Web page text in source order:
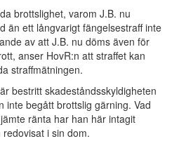
brottslighet, varom J.B. nu
än ett långvarigt fängelsestraff inte
av att J.B. nu döms även för
anser HovR:n att straffet kan
straffmätningen.
bestritt skadeståndsskyldigheten
inte begått brottslig gärning. Vad
ränta har han här intagit
i sin dom.